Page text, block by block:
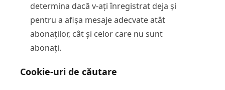
determina dacă v-ați înregistrat deja și
pentru a afișa mesaje adecvate atât
abonaților, cât și celor care nu sunt
abonați.
Cookie-uri de căutare